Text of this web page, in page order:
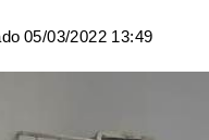
05/03/2022 13:49